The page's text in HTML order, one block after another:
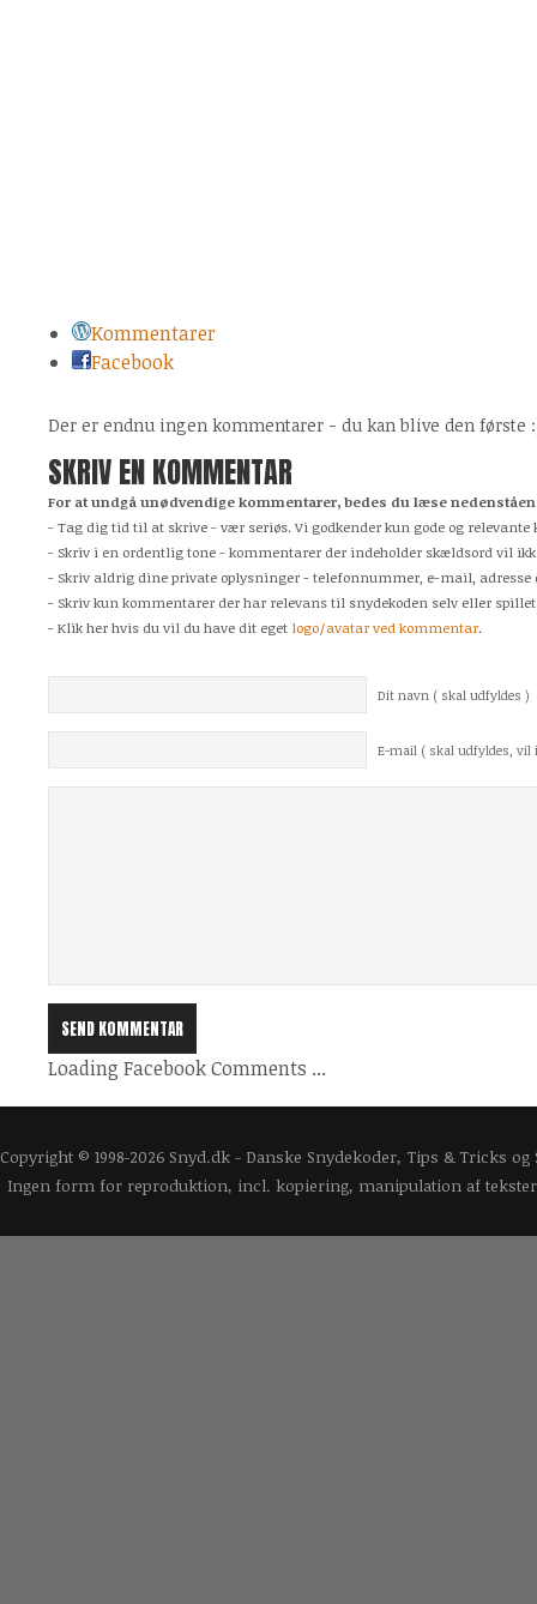
Kommentarer
Facebook
Der er endnu ingen kommentarer - du kan blive den første
SKRIV EN KOMMENTAR
For at undgå unødvendige kommentarer, bedes du læse
- Tag dig tid til at skrive - vær seriøs. Vi godkender kun gode og
- Skriv i en ordentlig tone - kommentarer der indeholder skældsord vil
- Skriv aldrig dine private oplysninger - telefonnummer, e-mail, adresse
- Skriv kun kommentarer der har relevans til snydekoden selv eller
- Klik her hvis du vil du have dit eget logo/avatar ved kommentar.
Dit navn ( skal udfyldes )
E-mail ( skal udfyldes, vil
Loading Facebook Comments ...
Copyright © 1998-2026 Snyd.dk - Danske Snydekoder, Tips & Tricks
Ingen form for reproduktion, incl. kopiering, manipulation af